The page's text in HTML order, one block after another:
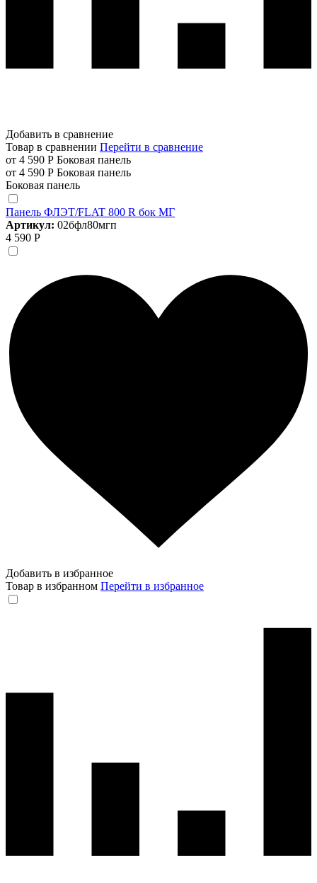
Добавить в сравнение
Товар в сравнении Перейти в сравнение
от 4 590 Р Боковая панель
от 4 590 Р Боковая панель
Боковая панель
Панель ФЛЭТ/FLAT 800 R бок МГ
Артикул: 02бфл80мгп
4 590 Р
Добавить в избранное
Товар в избранном Перейти в избранное